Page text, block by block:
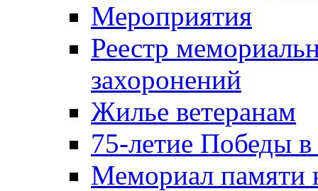
Мероприятия
Реестр
захоронений
Жилье ветеранам
75-летие Победы
Мемориал памяти